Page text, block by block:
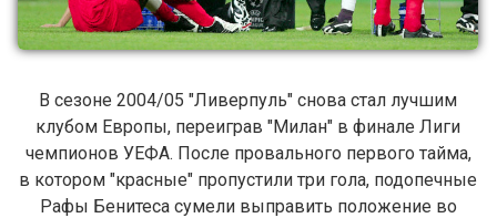
В сезоне 2004/05 "Ливерпуль" снова стал лучшим
клубом Европы, переиграв "Милан" в финале Лиги
чемпионов УЕФА. После провального первого тайма,
в котором "красные" пропустили три гола, подопечные
Рафы Бенитеса сумели выправить положение во